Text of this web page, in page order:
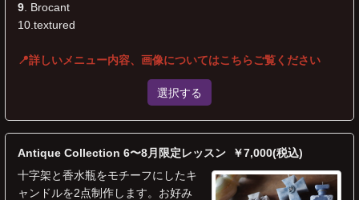
9 . Brocant
10.textured
📍詳しいメニュー内容、画像についてはこちらご覧ください
選択する
Antique Collection 6〜8月限定レッスン ￥7,000(税込)
十字架と香水瓶をモチーフにしたキ
ャンドルを2点制作します。お好み